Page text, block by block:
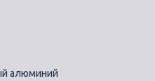
алюминий